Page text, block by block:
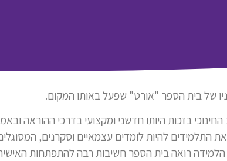
בזכות היותו חדשני ומקצועי בדרכי ההוראה
התלמידים להיות לומדים עצמאיים וסקרנים,
רואה בית הספר חשיבות רבה להתפתחות